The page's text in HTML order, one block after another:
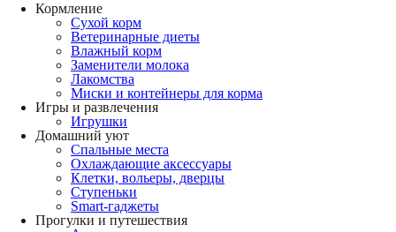
Кормление
Сухой корм
Ветеринарные диеты
Влажный корм
Заменители молока
Лакомства
Миски и контейнеры для корма
Игры и развлечения
Игрушки
Домашний уют
Спальные места
Охлаждающие аксессуары
Клетки, вольеры, дверцы
Ступеньки
Smart-гаджеты
Прогулки и путешествия